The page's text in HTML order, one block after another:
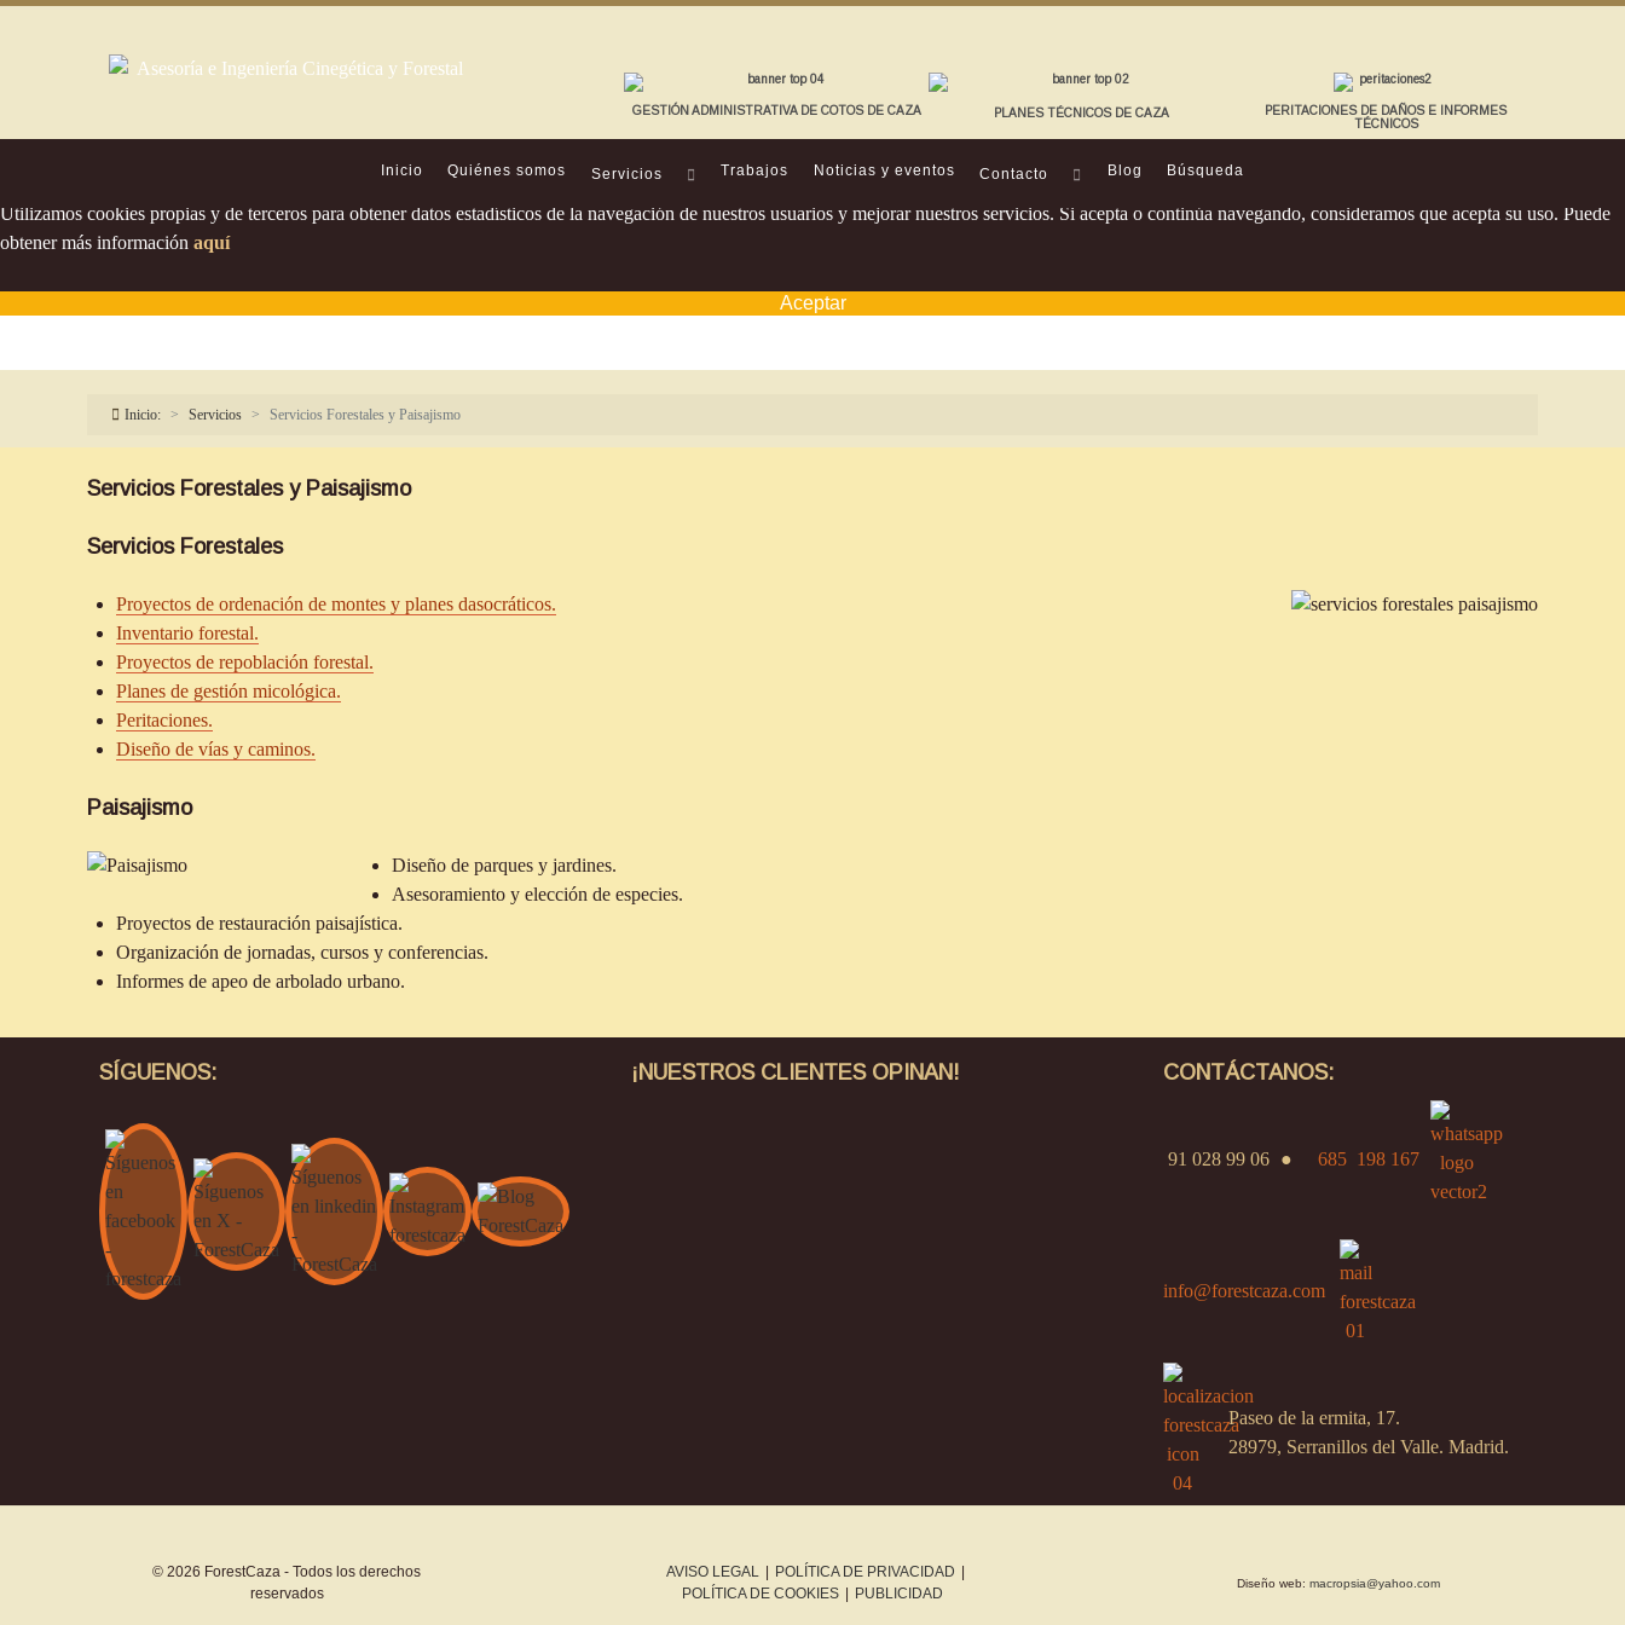
GESTIÓN ADMINISTRATIVA DE COTOS DE CAZA PLANES TÉCNICOS DE CAZA
PERITACIONES DE DAÑOS E INFORMES
TÉCNICOS
Inicio Quiénes somos Servicios Trabajos Noticias y eventos Contacto Blog Búsqueda
Utilizamos cookies propias y de terceros para obtener datos estadísticos de la navegación de nuestros usuarios y mejorar nuestros servicios. Si acepta o continúa navegando, consideramos que acepta su uso. Puede
obtener más información aquí
Aceptar
Inicio: Servicios Servicios Forestales y Paisajismo
Servicios Forestales y Paisajismo
Servicios Forestales
Proyectos de ordenación de montes y planes dasocráticos.
Inventario forestal.
Proyectos de repoblación forestal.
Planes de gestión micológica.
Peritaciones.
Diseño de vías y caminos.
Paisajismo
Diseño de parques y jardines.
Asesoramiento y elección de especies.
Proyectos de restauración paisajística.
Organización de jornadas, cursos y conferencias.
Informes de apeo de arbolado urbano.
SÍGUENOS: ¡NUESTROS CLIENTES OPINAN! CONTÁCTANOS:
91 028 99 06 ● 685 198 167
info@forestcaza.com
Paseo de la ermita, 17.
28979, Serranillos del Valle. Madrid.
© 2026 ForestCaza - Todos los derechos
reservados
AVISO LEGAL POLÍTICA DE PRIVACIDAD
POLÍTICA DE COOKIES
PUBLICIDAD
Diseño web: macropsia@yahoo.com